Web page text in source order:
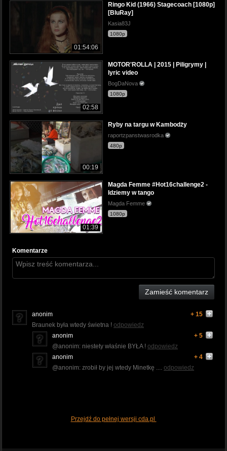
01:54:06
Ringo Kid (1966) Stagecoach [1080p]
[BluRay]
Kasia83J
1080p
02:58
MOTOR'ROLLA | 2015 | Piligrymy |
lyric video
BogDaNova
1080p
00:19
Ryby na targu w Kambodży
raportzpanstwasrodka
480p
01:39
Magda Femme #Hot16challenge2 -
Idziemy w tango
Magda Femme
1080p
Komentarze
Zamieść komentarz
anonim
+ 15
Braunek była wtedy świetna ! odpowiedz
anonim
+ 5
@anonim: niestety właśnie BYŁA ! odpowiedz
anonim
+ 4
@anonim: zrobił by jej wtedy Minetkę .... odpowiedz
Przejdź do pełnej wersji cda.pl